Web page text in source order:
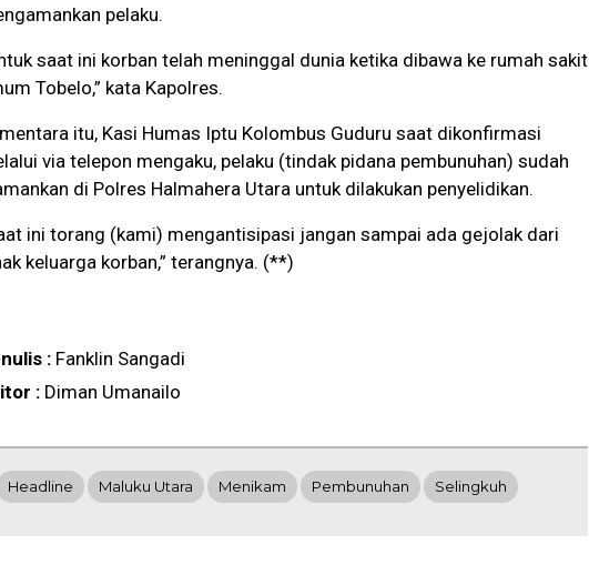
pelaku.
saat ini korban telah meninggal dunia ketika dibawa ke rumah sakit
Tobelo,” kata Kapolres.
itu, Kasi Humas Iptu Kolombus Guduru saat dikonfirmasi
via telepon mengaku, pelaku (tindak pidana pembunuhan) sudah
di Polres Halmahera Utara untuk dilakukan penyelidikan.
ini torang (kami) mengantisipasi jangan sampai ada gejolak dari
keluarga korban,” terangnya. (**)
: Fanklin Sangadi
: Diman Umanailo
Headline Maluku Utara Menikam Pembunuhan Selingkuh